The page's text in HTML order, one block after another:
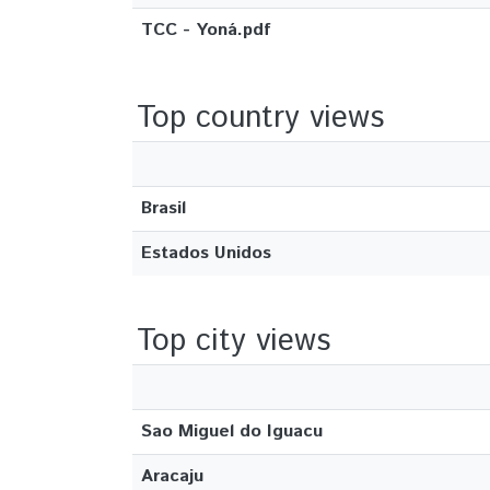
TCC - Yoná.pdf
Top country views
Brasil
Estados Unidos
Top city views
Sao Miguel do Iguacu
Aracaju